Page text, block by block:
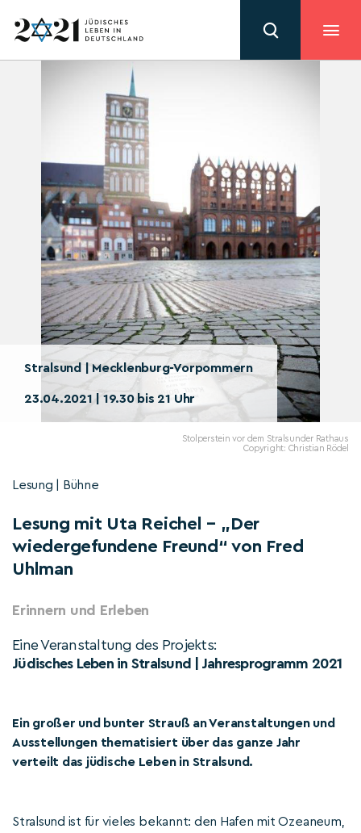
Stralsund | Mecklenburg-Vorpommern
23.04.2021 | 19.30 bis 21 Uhr
Stolperstein vor dem Stralsunder Rathaus
Copyright: Christian Rödel
Lesung | Bühne
Lesung mit Uta Reichel – „Der
wiedergefundene Freund“ von Fred
Uhlman
Erinnern und Erleben
Eine Veranstaltung des Projekts:
Jüdisches Leben in Stralsund | Jahresprogramm 2021
Ein großer und bunter Strauß an Veranstaltungen und
Ausstellungen thematisiert über das ganze Jahr
verteilt das jüdische Leben in Stralsund.
Stralsund ist für vieles bekannt: den Hafen mit Ozeaneum,